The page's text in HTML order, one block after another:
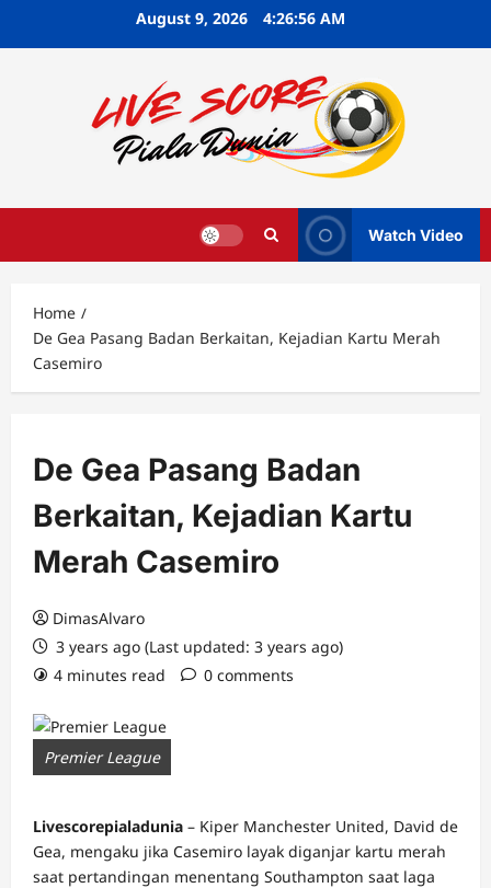
August 9, 2026 4:26:57 AM
Watch Video
Home
De Gea Pasang Badan Berkaitan, Kejadian Kartu Merah
Casemiro
De Gea Pasang Badan
Berkaitan, Kejadian Kartu
Merah Casemiro
DimasAlvaro
3 years ago (Last updated: 3 years ago)
4 minutes read
0 comments
Premier League
Livescorepialadunia – Kiper Manchester United, David de
Gea, mengaku jika Casemiro layak diganjar kartu merah
saat pertandingan menentang Southampton saat laga